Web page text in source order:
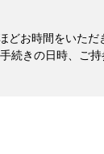
どお時間をいただ
続きの日時、ご